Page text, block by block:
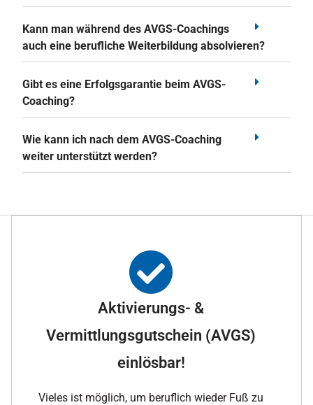
Kann man während des AVGS-Coachings
auch eine berufliche Weiterbildung absolvieren?
Gibt es eine Erfolgsgarantie beim AVGS-
Coaching?
Wie kann ich nach dem AVGS-Coaching
weiter unterstützt werden?
Aktivierungs- &
Vermittlungsgutschein (AVGS)
einlösbar!
Vieles ist möglich, um beruflich wieder Fuß zu